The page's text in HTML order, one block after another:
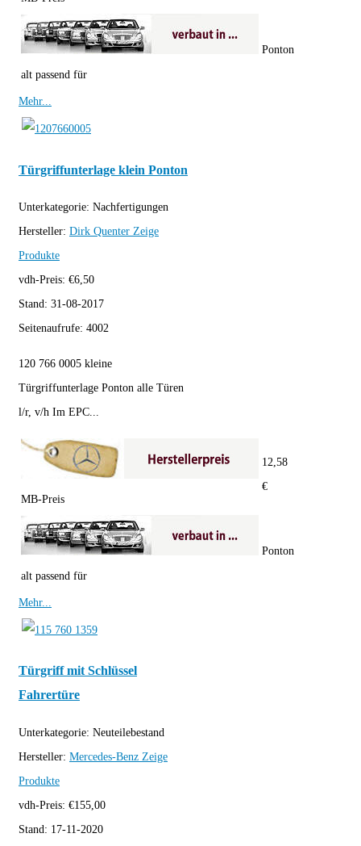
alt passend für
Ponton
Mehr...
Türgriffunterlage klein Ponton
Unterkategorie: Nachfertigungen
Hersteller: Dirk Quenter Zeige
Produkte
vdh-Preis: €6,50
Stand: 31-08-2017
Seitenaufrufe: 4002
120 766 0005 kleine
Türgriffunterlage Ponton alle Türen
l/r, v/h Im EPC...
MB-Preis
12,58
€
alt passend für
Ponton
Mehr...
Türgriff mit Schlüssel
Fahrertüre
Unterkategorie: Neuteilebestand
Hersteller: Mercedes-Benz Zeige
Produkte
vdh-Preis: €155,00
Stand: 17-11-2020